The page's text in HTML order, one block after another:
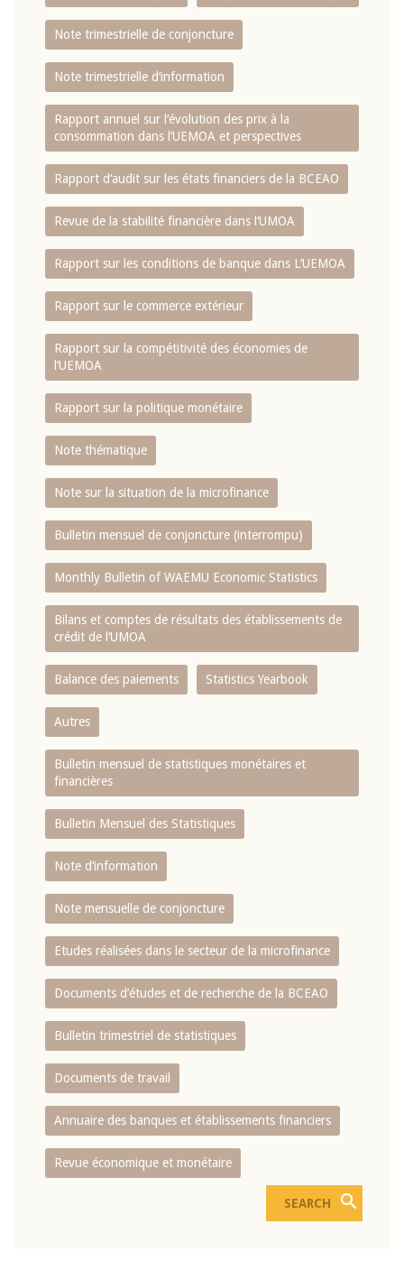
Note trimestrielle de conjoncture
Note trimestrielle d‘information
Rapport annuel sur l‘évolution des prix à la
consommation dans l‘UEMOA et perspectives
Rapport d‘audit sur les états financiers de la BCEAO
Revue de la stabilité financière dans l‘UMOA
Rapport sur les conditions de banque dans L‘UEMOA
Rapport sur le commerce extérieur
Rapport sur la compétitivité des économies de
l‘UEMOA
Rapport sur la politique monétaire
Note thématique
Note sur la situation de la microfinance
Bulletin mensuel de conjoncture (interrompu)
Monthly Bulletin of WAEMU Economic Statistics
Bilans et comptes de résultats des établissements de
crédit de l‘UMOA
Balance des paiements Statistics Yearbook
Autres
Bulletin mensuel de statistiques monétaires et
financières
Bulletin Mensuel des Statistiques
Note d’information
Note mensuelle de conjoncture
Etudes réalisées dans le secteur de la microfinance
Documents d’études et de recherche de la BCEAO
Bulletin trimestriel de statistiques
Documents de travail
Annuaire des banques et établissements financiers
Revue économique et monétaire